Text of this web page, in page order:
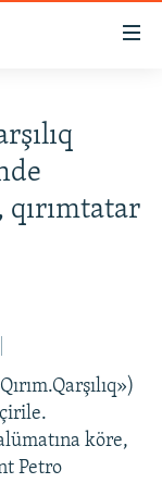
köre,
Petro